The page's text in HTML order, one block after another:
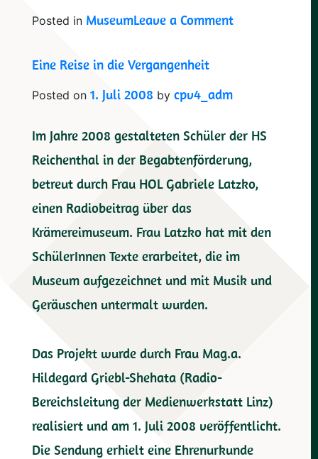
Posted in MuseumLeave a Commenton
Museum
Eine Reise in die Vergangenheit
Posted on 1. Juli 2008 by cpv4_adm
Im Jahre 2008 gestalteten Schüler der HS
Reichenthal in der Begabtenförderung,
betreut durch Frau HOL Gabriele Latzko,
einen Radiobeitrag über das
Krämereimuseum. Frau Latzko hat mit den
SchülerInnen Texte erarbeitet, die im
Museum aufgezeichnet und mit Musik und
Geräuschen untermalt wurden.
Das Projekt wurde durch Frau Mag.a.
Hildegard Griebl-Shehata (Radio-
Bereichsleitung der Medienwerkstatt Linz)
realisiert und am 1. Juli 2008 veröffentlicht.
Die Sendung erhielt eine Ehrenurkunde